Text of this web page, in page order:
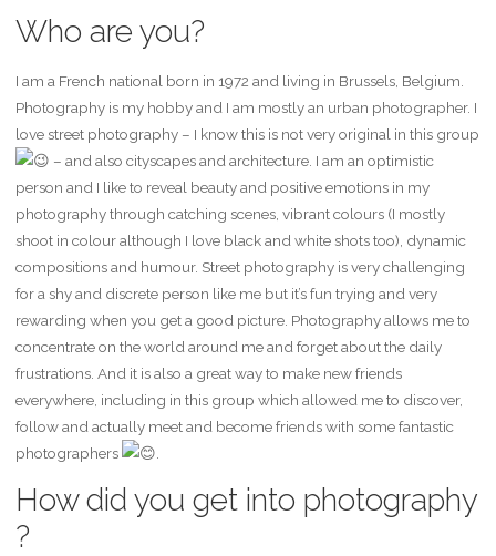
Who are you?
I am a French national born in 1972 and living in Brussels, Belgium.
Photography is my hobby and I am mostly an urban photographer. I
love street photography – I know this is not very original in this group
– and also cityscapes and architecture. I am an optimistic
person and I like to reveal beauty and positive emotions in my
photography through catching scenes, vibrant colours (I mostly
shoot in colour although I love black and white shots too), dynamic
compositions and humour. Street photography is very challenging
for a shy and discrete person like me but it’s fun trying and very
rewarding when you get a good picture. Photography allows me to
concentrate on the world around me and forget about the daily
frustrations. And it is also a great way to make new friends
everywhere, including in this group which allowed me to discover,
follow and actually meet and become friends with some fantastic
photographers
How did you get into photography
?